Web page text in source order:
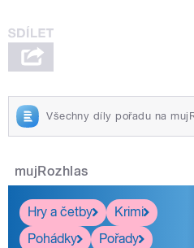
Všechny díly pořadu na
mujRozhlas
Hry a četby
Krimi
Pohádky
Pořady